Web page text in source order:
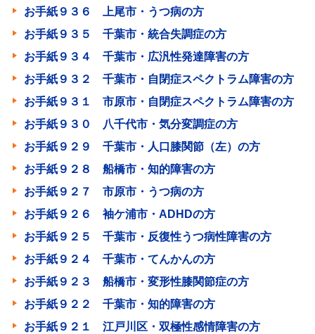
お手紙９３６ 上尾市・うつ病の方
お手紙９３５ 千葉市・統合失調症の方
お手紙９３４ 千葉市・広汎性発達障害の方
お手紙９３２ 千葉市・自閉症スペクトラム障害の方
お手紙９３１ 市原市・自閉症スペクトラム障害の方
お手紙９３０ 八千代市・気分変調症の方
お手紙９２９ 千葉市・人口膝関節（左）の方
お手紙９２８ 船橋市・知的障害の方
お手紙９２７ 市原市・うつ病の方
お手紙９２６ 袖ケ浦市・ADHDの方
お手紙９２５ 千葉市・反復性うつ病性障害の方
お手紙９２４ 千葉市・てんかんの方
お手紙９２３ 船橋市・変形性膝関節症の方
お手紙９２２ 千葉市・知的障害の方
お手紙９２１ 江戸川区・双極性感情障害の方